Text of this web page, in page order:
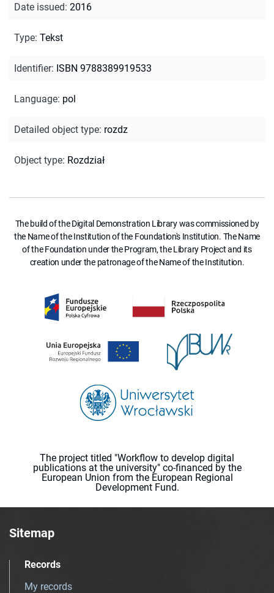
Date issued: 2016
Type: Tekst
Identifier: ISBN 9788389919533
Language: pol
Detailed object type: rozdz
Object type: Rozdział
The build of the Digital Demonstration Library was commissioned by
the Name of the Institution of the Foundation's Institution. The Name
of the Foundation under the Program, the Library Project and its
creation under the patronage of the Name of the Institution.
The project titled "Workflow to develop digital
publications at the university" co-financed by the
European Union from the European Regional
Development Fund.
Sitemap
Records
My records